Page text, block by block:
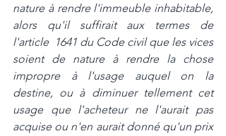
nature à rendre l'immeuble inhabitable,
alors qu'il suffirait aux termes de
l'article  1641 du Code civil que les vices
soient de nature à rendre la chose
impropre à l'usage auquel on la
destine, ou à diminuer tellement cet
usage que l'acheteur ne l'aurait pas
acquise ou n'en aurait donné qu'un prix